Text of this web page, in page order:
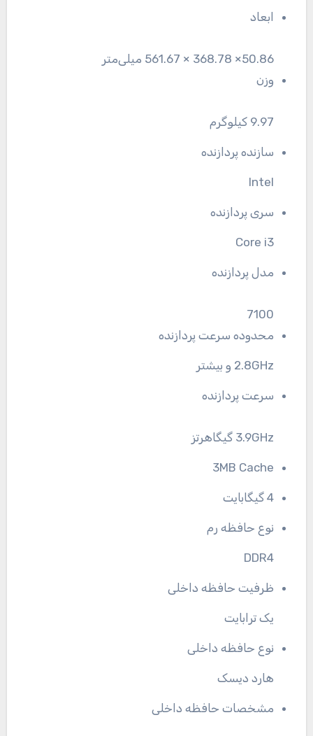
ابعاد
50.86× 368.78 × 561.67 میلی‌متر
وزن
9.97 کیلوگرم
سازنده پردازنده
Intel
سری پردازنده
Core i3
مدل پردازنده
7100
محدوده سرعت پردازنده
2.8GHz و بیشتر
سرعت پردازنده
3.9GHz گیگاهرتز
3MB Cache
4 گیگابایت
نوع حافظه رم
DDR4
ظرفیت حافظه داخلی
یک ترابایت
نوع حافظه داخلی
هارد دیسک
مشخصات حافظه داخلی